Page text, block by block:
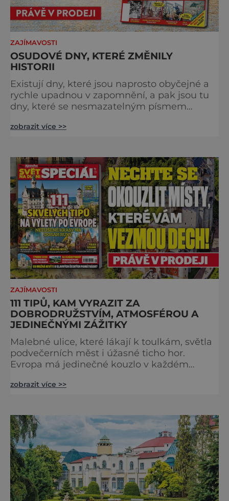
ZAJÍMAVOSTI
OSUDOVÉ DNY, KTERÉ ZMĚNILY
HISTORII
Existují dny, které jsou naprosto obyčejné a
rychle upadnou v zapomnění, a pak jsou tu
dny, které se nesmazatelným písmem
dojde k významnému objevu nebo děsivé
krážem. Je 10. dubna roku 49 př. n. l. a na
břehu říčky Rubikon pronáší Gaius Julius
Caesar svou slavnou vě
zobrazit více >>
ZAJÍMAVOSTI
111 TIPŮ, KAM VYRAZIT ZA
DOBRODRUŽSTVÍM, ATMOSFÉROU A
JEDINEČNÝMI ZÁŽITKY
Malebné ulice, které lákají k toulkám, světla
podvečerních měst i úžasné ticho hor.
Evropa má jedinečné kouzlo v každém
zve na cestu plnou inspirace, dobrodružství i
podobě. Města s neopakovatelnou
atmosférou Vydejte se s námi na prohlídku
měst, která patří k
zobrazit více >>